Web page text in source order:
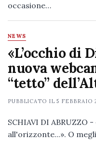
occasione…
NEWS
«L’occhio di
nuova
“tetto”
PUBBLICATO IL5 FEBBRAIO
SCHIAVI DI ABRUZZO
all'orizzonte...». O